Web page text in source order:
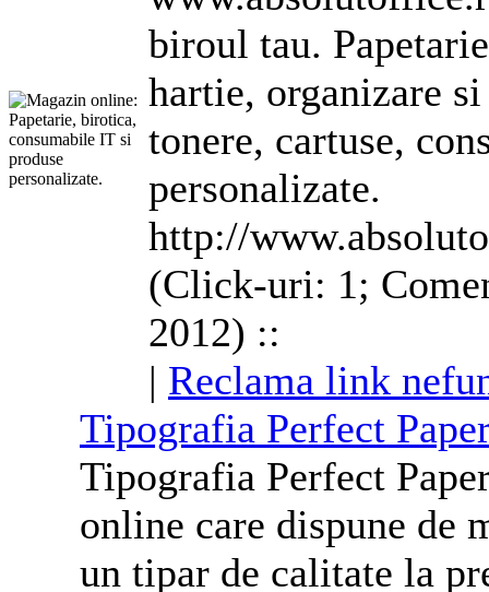
biroul tau.
hartie, organizare
tonere, cartuse,
personalizate.
http://
(Click-uri: 1;
2012) ::
| Reclama link
Tipografia Perfect
Tipografia Perfect
online care dispune
un tipar de calitate la